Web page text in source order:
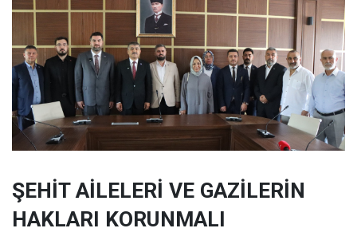
ŞEHİT AİLELERİ VE GAZİLERİN
HAKLARI KORUNMALI